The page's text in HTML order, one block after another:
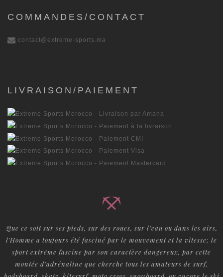
COMMANDES/CONTACT
contact@extreme-sports.ma
LIVRAISON/PAIEMENT
Que ce soit sur ses pieds, sur des roues, sur l’eau ou dans les airs,
l'Homme a toujours été fasciné par le mouvement et la vitesse; le
sport extrême fascine par son caractère dangereux, par cette
montée d’adrénaline que cherche tous les amateurs de surf,